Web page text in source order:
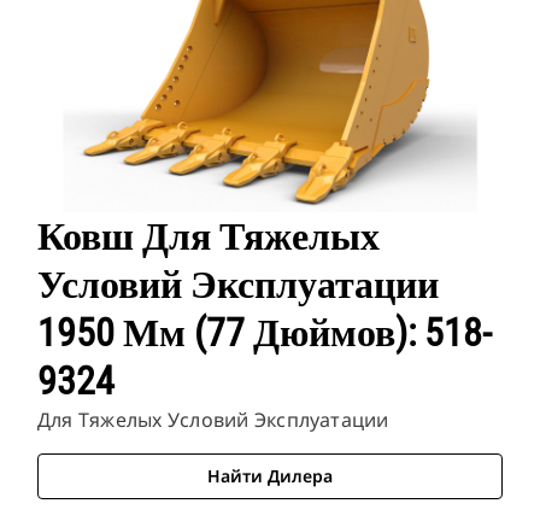
Ковш Для Тяжелых
Условий Эксплуатации
1950 Мм (77 Дюймов): 518-
9324
Для Тяжелых Условий Эксплуатации
Найти Дилера